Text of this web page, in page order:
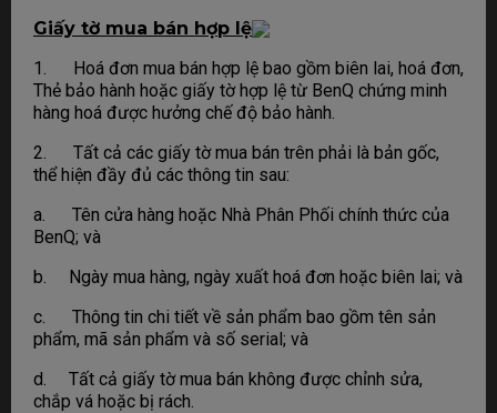
Giấy tờ mua bán hợp lệ
1. Hoá đơn mua bán hợp lệ bao gồm biên lai, hoá đơn,
Thẻ bảo hành hoặc giấy tờ hợp lệ từ BenQ chứng minh
hàng hoá được hưởng chế độ bảo hành.
2. Tất cả các giấy tờ mua bán trên phải là bản gốc,
thể hiện đầy đủ các thông tin sau:
a. Tên cửa hàng hoặc Nhà Phân Phối chính thức của
BenQ; và
b. Ngày mua hàng, ngày xuất hoá đơn hoặc biên lai; và
c. Thông tin chi tiết về sản phẩm bao gồm tên sản
phẩm, mã sản phẩm và số serial; và
d. Tất cả giấy tờ mua bán không được chỉnh sửa,
chắp vá hoặc bị rách.